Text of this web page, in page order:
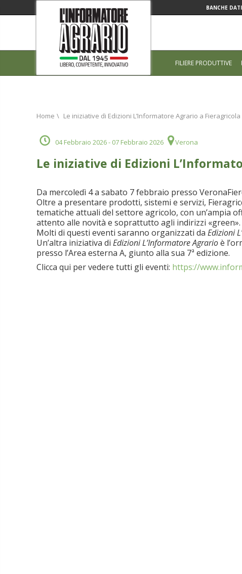
BANCHE DATI
FILIERE PRODUTTIVE
Home \ Le iniziative di Edizioni L’Informatore Agrario a Fieragricola
04 Febbraio 2026- 07 Febbraio 2026 Verona
Le iniziative di Edizioni
Da mercoledì 4 a sabato 7 febbraio presso
Oltre a presentare prodotti, sistemi e servizi,
tematiche attuali del settore agricolo, con un’ampia
attento alle novità e soprattutto agli indirizzi «green».
Molti di questi eventi saranno organizzati da Edizioni
Un’altra iniziativa di Edizioni L’Informatore Agrarioè
presso l’Area esterna A, giunto alla sua 7ª edizione.
Clicca qui per vedere tutti gli eventi: https://